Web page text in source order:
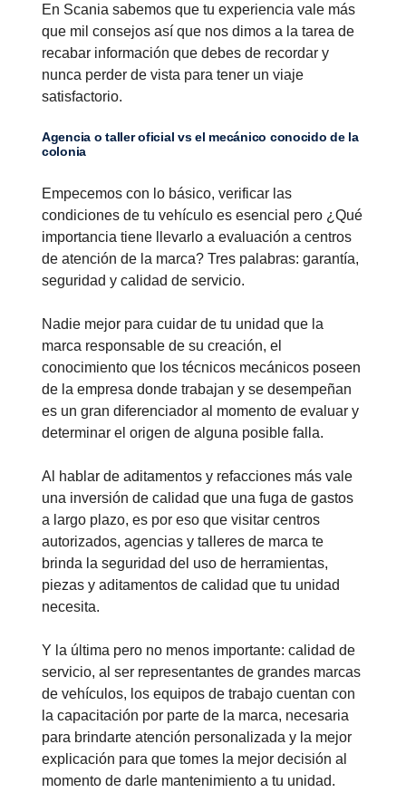
En Scania sabemos que tu experiencia vale más
que mil consejos así que nos dimos a la tarea de
recabar información que debes de recordar y
nunca perder de vista para tener un viaje
satisfactorio.
Agencia o taller oficial vs el mecánico conocido de la
colonia
Empecemos con lo básico, verificar las
condiciones de tu vehículo es esencial pero ¿Qué
importancia tiene llevarlo a evaluación a centros
de atención de la marca? Tres palabras: garantía,
seguridad y calidad de servicio.
Nadie mejor para cuidar de tu unidad que la
marca responsable de su creación, el
conocimiento que los técnicos mecánicos poseen
de la empresa donde trabajan y se desempeñan
es un gran diferenciador al momento de evaluar y
determinar el origen de alguna posible falla.
Al hablar de aditamentos y refacciones más vale
una inversión de calidad que una fuga de gastos
a largo plazo, es por eso que visitar centros
autorizados, agencias y talleres de marca te
brinda la seguridad del uso de herramientas,
piezas y aditamentos de calidad que tu unidad
necesita.
Y la última pero no menos importante: calidad de
servicio, al ser representantes de grandes marcas
de vehículos, los equipos de trabajo cuentan con
la capacitación por parte de la marca, necesaria
para brindarte atención personalizada y la mejor
explicación para que tomes la mejor decisión al
momento de darle mantenimiento a tu unidad.